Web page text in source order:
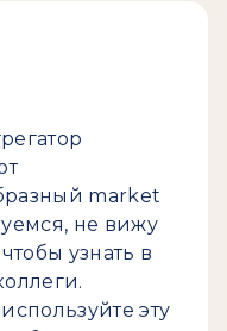
market
не вижу
узнать в
эту